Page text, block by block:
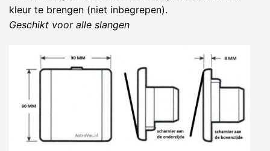
kleur te brengen (niet inbegrepen).
Geschikt voor alle slangen